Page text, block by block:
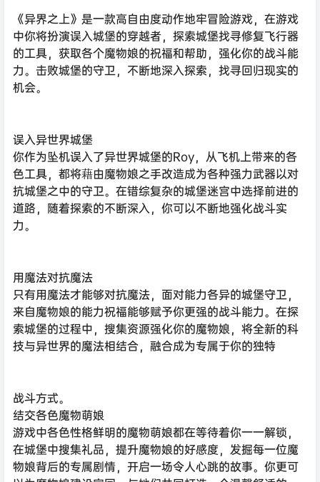
《异界之上》是一款高自由度动作地牢冒险游戏，在游戏
中你将扮演误入城堡的穿越者，探索城堡找寻修复飞行器
的工具，获取各个魔物娘的祝福和帮助，强化你的战斗能
力。击败城堡的守卫，不断地深入探索，找寻回归现实的
机会。
误入异世界城堡
你作为坠机误入了异世界城堡的Roy，从飞机上带来的各
色工具，都将藉由魔物娘之手改造成为各种强力武器以对
抗城堡之中的守卫。在错综复杂的城堡迷宫中选择前进的
道路，随着探索的不断深入，你可以不断地强化战斗实
力。
用魔法对抗魔法
只有用魔法才能够对抗魔法，面对能力各异的城堡守卫，
来自魔物娘的能力祝福能够赋予你更强的战斗能力。在探
索城堡的过程中，搜集资源强化你的魔物娘，将全新的科
技与异世界的魔法相结合，融合成为专属于你的独特
战斗方式。
结交各色魔物萌娘
游戏中各色性格鲜明的魔物萌娘都在等待着你一一解锁，
在城堡中搜集礼品，提升魔物娘的好感度，发掘每一位魔
物娘背后的专属剧情，开启一场令人心跳的故事。你更可